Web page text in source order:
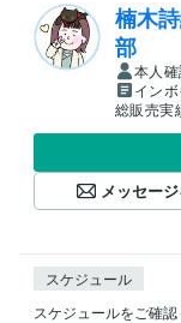
楠木
部
本人
イン
総販売実
メッセー
スケジュール
スケジュールをご確